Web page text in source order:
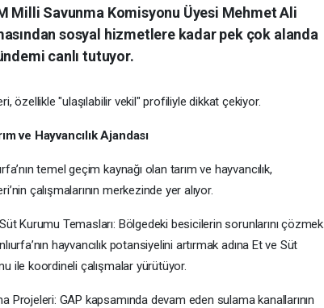
Milli Savunma Komisyonu Üyesi Mehmet Ali
sosyal hizmetlere kadar pek çok alanda
canlı tutuyor.
özellikle "ulaşılabilir vekil" profiliyle dikkat çekiyor.
ve Hayvancılık Ajandası
temel geçim kaynağı olan tarım ve hayvancılık,
çalışmalarının merkezinde yer alıyor.
Kurumu Temasları: Bölgedeki besicilerin sorunlarını çözmek
hayvancılık potansiyelini artırmak adına Et ve Süt
ile koordineli çalışmalar yürütüyor.
Projeleri: GAP kapsamında devam eden sulama kanallarının